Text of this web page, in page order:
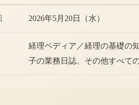
2026年5月20日（水）
経理ペディア／経理の基礎の
子の業務日誌、その他すべて